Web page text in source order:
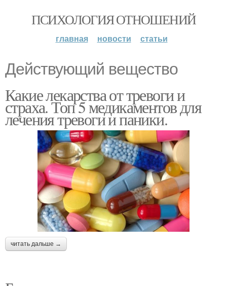
ПСИХОЛОГИЯ ОТНОШЕНИЙ
главная новости статьи
Действующий вещество
Какие лекарства от тревоги и
страха. Топ 5 медикаментов для
лечения тревоги и паники.
читать дальше →